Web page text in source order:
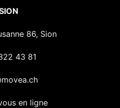
86, Sion
43 81
en ligne